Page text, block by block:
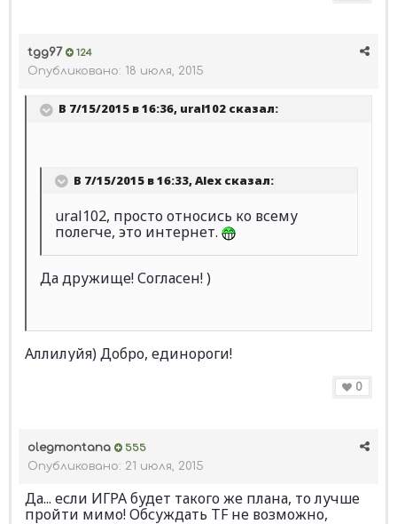
tgg97 124
Опубликовано: 18 июля, 2015
В 7/15/2015 в 16:36, ural102 сказал:
В 7/15/2015 в 16:33, Alex сказал:
ural102, просто относись ко всему
полегче, это интернет.
Да дружище! Согласен! )
Аллилуйя) Добро, единороги!
0
olegmontana 555
Опубликовано: 21 июля, 2015
Да... если ИГРА будет такого же плана, то лучше
пройти мимо! Обсуждать TF не возможно,